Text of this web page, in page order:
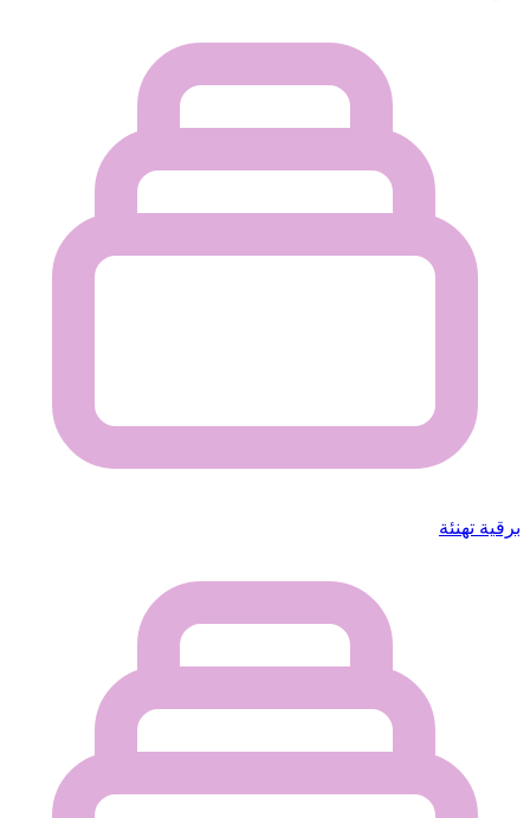
برقية تهنئة